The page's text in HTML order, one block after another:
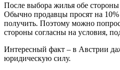
После выбора жилья обе
Обычно продавцы просят на
получить. Поэтому можно
стороны согласны на условия,
Интересный факт – в Австрии
юридическую силу.